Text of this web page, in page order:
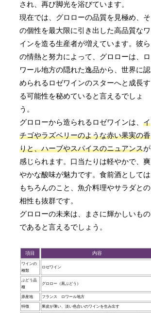
され、再び脚光を浴びています。
現在では、グロローの品質を見極め、そ
の個性を最大限に引き出した高品質なワ
インを造る生産者が増えています。彼ら
の情熱と努力によって、グロローは、ロ
ワール地方の隠れた逸品から、世界に認
められるロゼワインのスターへと成長す
る可能性を秘めていると言えるでしょ
う。
グロローから造られるロゼワインは、イ
チゴやラズベリーのような赤い果実の香
りと、ハーブやスパイスのニュアンスが
感じられます。口当たりは軽やかで、爽
やかな酸味が魅力です。食前酒としては
もちろんのこと、魚介料理やサラダとの
相性も抜群です。
グロローの未来は、まさに輝かしいもの
であると言えるでしょう。
項目 内容
ワインの
種類
ロゼワイン
ぶどう品
種
グロロー（黒ぶどう）
原産地 フランス ロワール地方
特徴 果皮が薄い、淡い色合いのワインを生み出す